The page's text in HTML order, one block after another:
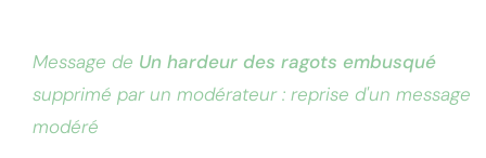
Message de Un hardeur des ragots embusqué
supprimé par un modérateur : reprise d'un message
modéré